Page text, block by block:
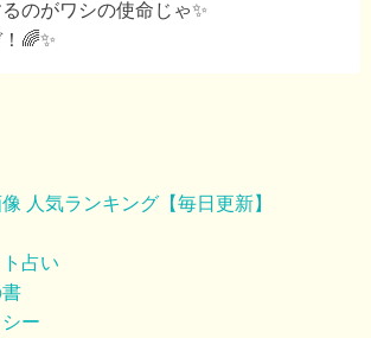
のがワシの使命じゃ✨
🌈✨
人気ランキング【毎日更新】
占い
ー